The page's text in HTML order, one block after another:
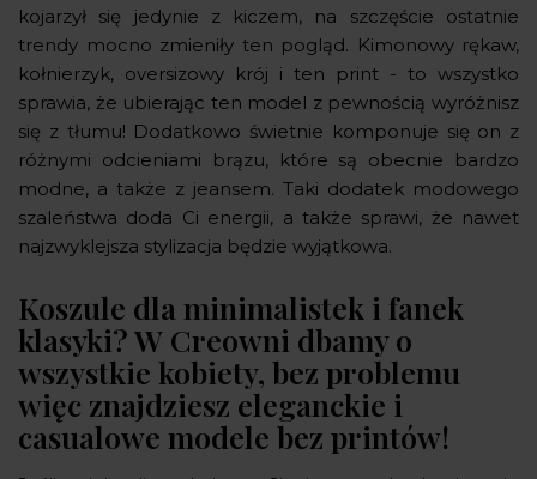
kojarzył się jedynie z kiczem, na szczęście ostatnie
trendy mocno zmieniły ten pogląd. Kimonowy rękaw,
kołnierzyk, oversizowy krój i ten print - to wszystko
sprawia, że ubierając ten model z pewnością wyróżnisz
się z tłumu! Dodatkowo świetnie komponuje się on z
różnymi odcieniami brązu, które są obecnie bardzo
modne, a także z jeansem. Taki dodatek modowego
szaleństwa doda Ci energii, a także sprawi, że nawet
najzwyklejsza stylizacja będzie wyjątkowa.
Koszule dla minimalistek i fanek
klasyki? W Creowni dbamy o
wszystkie kobiety, bez problemu
więc znajdziesz eleganckie i
casualowe modele bez printów!